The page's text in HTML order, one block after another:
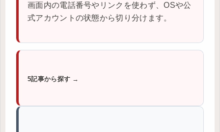
画面内の電話番号やリンクを使わず、OSや公
式アカウントの状態から切り分けます。
5記事から探す →